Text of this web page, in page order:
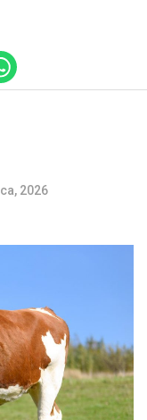
2026